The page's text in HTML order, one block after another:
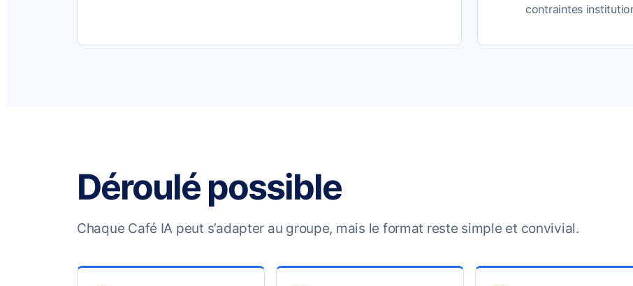
contraintes
Déroulé possible
Chaque Café IA peut s’adapter au groupe, mais le format reste simple et convivial.